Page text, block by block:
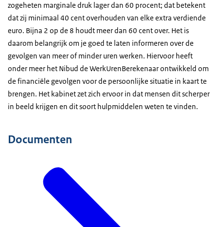
zogeheten marginale druk lager dan 60 procent; dat betekent
dat zij minimaal 40 cent overhouden van elke extra verdiende
euro. Bijna 2 op de 8 houdt meer dan 60 cent over. Het is
daarom belangrijk om je goed te laten informeren over de
gevolgen van meer of minder uren werken. Hiervoor heeft
onder meer het Nibud de WerkUrenBerekenaar ontwikkeld om
de financiële gevolgen voor de persoonlijke situatie in kaart te
brengen. Het kabinet zet zich ervoor in dat mensen dit scherper
in beeld krijgen en dit soort hulpmiddelen weten te vinden.
Documenten